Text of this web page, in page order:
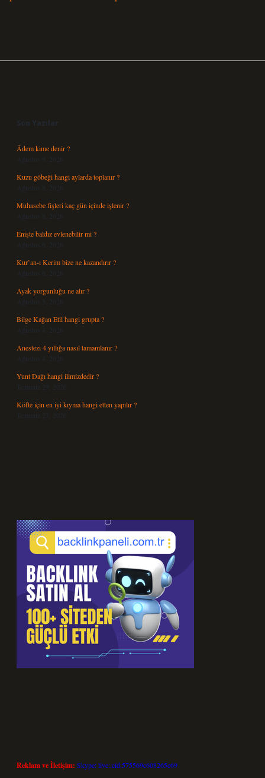
Son Yazılar
Âdem kime denir ?
Ağustos 9, 2026
Kuzu göbeği hangi aylarda toplanır ?
Ağustos 8, 2026
Muhasebe fişleri kaç gün içinde işlenir ?
Ağustos 8, 2026
Enişte baldız evlenebilir mi ?
Ağustos 6, 2026
Kur’an-ı Kerim bize ne kazandırır ?
Ağustos 6, 2026
Ayak yorgunluğu ne alır ?
Ağustos 5, 2026
Bilge Kağan Etil hangi grupta ?
Ağustos 4, 2026
Anestezi 4 yıllığa nasıl tamamlanır ?
Ağustos 4, 2026
Yunt Dağı hangi ilimizdedir ?
Temmuz 29, 2026
Köfte için en iyi kıyma hangi etten yapılır ?
Temmuz 27, 2026
Reklam ve İletişim: Skype: live:.cid.575569c608265c69